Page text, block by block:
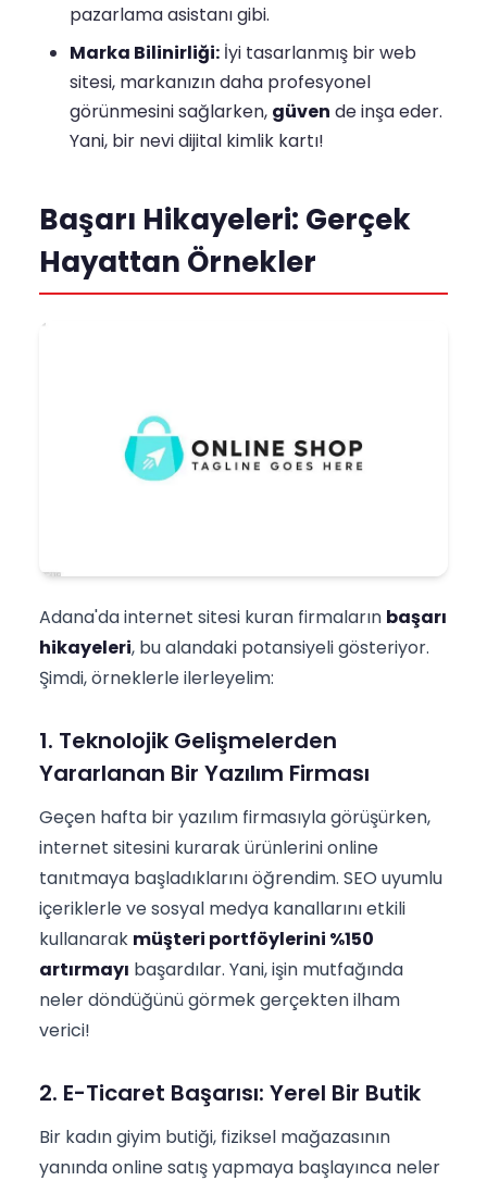
pazarlama asistanı gibi.
Marka Bilinirliği: İyi tasarlanmış bir web
sitesi, markanızın daha profesyonel
görünmesini sağlarken, güven de inşa eder.
Yani, bir nevi dijital kimlik kartı!
Başarı Hikayeleri: Gerçek
Hayattan Örnekler
Adana'da internet sitesi kuran firmaların başarı
hikayeleri, bu alandaki potansiyeli gösteriyor.
Şimdi, örneklerle ilerleyelim:
1. Teknolojik Gelişmelerden
Yararlanan Bir Yazılım Firması
Geçen hafta bir yazılım firmasıyla görüşürken,
internet sitesini kurarak ürünlerini online
tanıtmaya başladıklarını öğrendim. SEO uyumlu
içeriklerle ve sosyal medya kanallarını etkili
kullanarak müşteri portföylerini %150
artırmayı başardılar. Yani, işin mutfağında
neler döndüğünü görmek gerçekten ilham
verici!
2. E-Ticaret Başarısı: Yerel Bir Butik
Bir kadın giyim butiği, fiziksel mağazasının
yanında online satış yapmaya başlayınca neler